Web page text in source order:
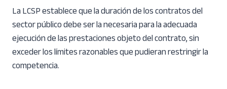
La LCSP establece que la duración de los contratos del
sector público debe ser la necesaria para la adecuada
ejecución de las prestaciones objeto del contrato, sin
exceder los límites razonables que pudieran restringir la
competencia.